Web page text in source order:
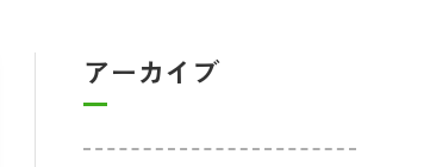
アーカイブ